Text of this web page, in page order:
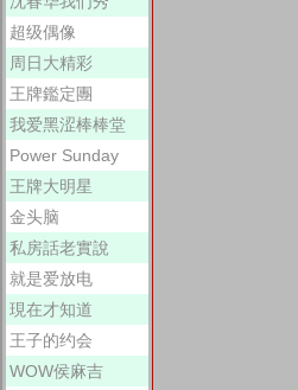
超级偶像
周日大精彩
王牌鑑定團
我爱黑涩棒棒堂
Power Sunday
王牌大明星
金头脑
私房話老實說
就是爱放电
現在才知道
王子的约会
WOW侯麻吉